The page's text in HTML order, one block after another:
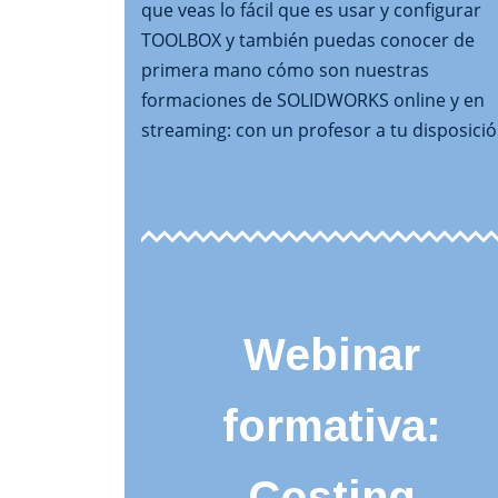
que veas lo fácil que es usar y configurar
TOOLBOX y también puedas conocer de
primera mano cómo son nuestras
formaciones de SOLIDWORKS online y en
streaming: con un profesor a tu
Webinar
formativa: